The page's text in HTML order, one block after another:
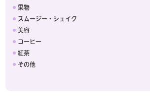
果物
スムージー・シェイク
美容
コーヒー
紅茶
その他